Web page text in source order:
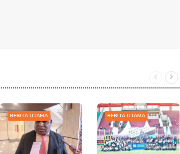
BERITA UTAMA BERITA UTAMA